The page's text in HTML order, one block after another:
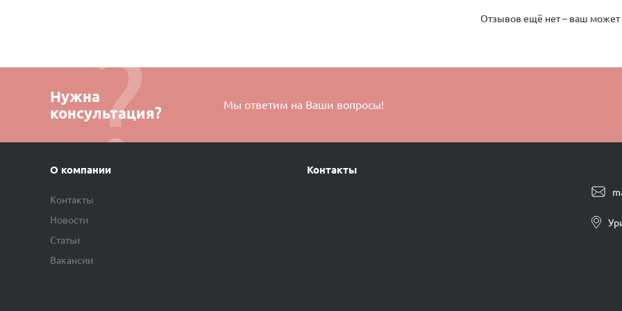
Отзывов ещё нет – ваш может
Нужна
консультация?
Мы ответим на Ваши вопросы!
О компании
Контакты
Новости
Статьи
Вакансии
Контакты